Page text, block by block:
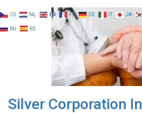
to
content
Silver Corporation
CS NL EN FR DE IT JA
RU ES